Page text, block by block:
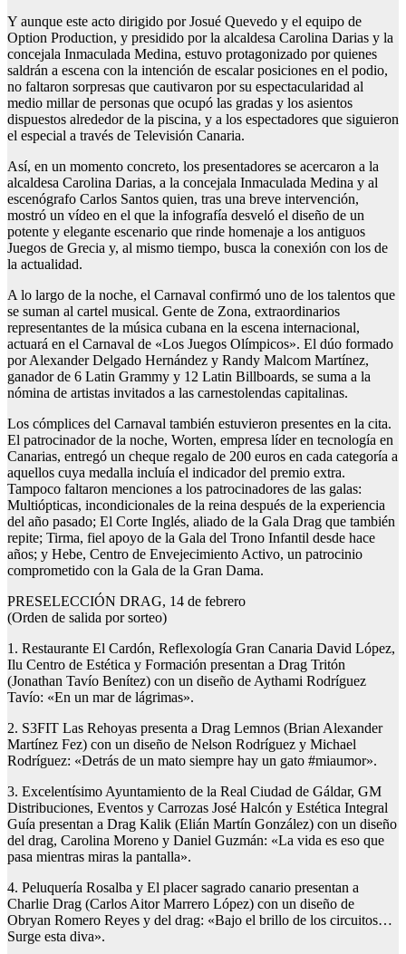
Y aunque este acto dirigido por Josué Quevedo y el equipo de
Option Production, y presidido por la alcaldesa Carolina Darias y la
concejala Inmaculada Medina, estuvo protagonizado por quienes
saldrán a escena con la intención de escalar posiciones en el podio,
no faltaron sorpresas que cautivaron por su espectacularidad al
medio millar de personas que ocupó las gradas y los asientos
dispuestos alrededor de la piscina, y a los espectadores que siguieron
el especial a través de Televisión Canaria.
Así, en un momento concreto, los presentadores se acercaron a la
alcaldesa Carolina Darias, a la concejala Inmaculada Medina y al
escenógrafo Carlos Santos quien, tras una breve intervención,
mostró un vídeo en el que la infografía desveló el diseño de un
potente y elegante escenario que rinde homenaje a los antiguos
Juegos de Grecia y, al mismo tiempo, busca la conexión con los de
la actualidad.
A lo largo de la noche, el Carnaval confirmó uno de los talentos que
se suman al cartel musical. Gente de Zona, extraordinarios
representantes de la música cubana en la escena internacional,
actuará en el Carnaval de «Los Juegos Olímpicos». El dúo formado
por Alexander Delgado Hernández y Randy Malcom Martínez,
ganador de 6 Latin Grammy y 12 Latin Billboards, se suma a la
nómina de artistas invitados a las carnestolendas capitalinas.
Los cómplices del Carnaval también estuvieron presentes en la cita.
El patrocinador de la noche, Worten, empresa líder en tecnología en
Canarias, entregó un cheque regalo de 200 euros en cada categoría a
aquellos cuya medalla incluía el indicador del premio extra.
Tampoco faltaron menciones a los patrocinadores de las galas:
Multiópticas, incondicionales de la reina después de la experiencia
del año pasado; El Corte Inglés, aliado de la Gala Drag que también
repite; Tirma, fiel apoyo de la Gala del Trono Infantil desde hace
años; y Hebe, Centro de Envejecimiento Activo, un patrocinio
comprometido con la Gala de la Gran Dama.
PRESELECCIÓN DRAG, 14 de febrero
(Orden de salida por sorteo)
1. Restaurante El Cardón, Reflexología Gran Canaria David López,
Ilu Centro de Estética y Formación presentan a Drag Tritón
(Jonathan Tavío Benítez) con un diseño de Aythami Rodríguez
Tavío: «En un mar de lágrimas».
2. S3FIT Las Rehoyas presenta a Drag Lemnos (Brian Alexander
Martínez Fez) con un diseño de Nelson Rodríguez y Michael
Rodríguez: «Detrás de un mato siempre hay un gato #miaumor».
3. Excelentísimo Ayuntamiento de la Real Ciudad de Gáldar, GM
Distribuciones, Eventos y Carrozas José Halcón y Estética Integral
Guía presentan a Drag Kalik (Elián Martín González) con un diseño
del drag, Carolina Moreno y Daniel Guzmán: «La vida es eso que
pasa mientras miras la pantalla».
4. Peluquería Rosalba y El placer sagrado canario presentan a
Charlie Drag (Carlos Aitor Marrero López) con un diseño de
Obryan Romero Reyes y del drag: «Bajo el brillo de los circuitos…
Surge esta diva».